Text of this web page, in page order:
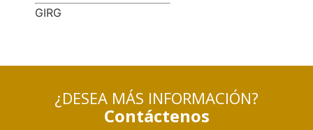
GIRG
¿DESEA MÁS INFORMACIÓN?
Contáctenos